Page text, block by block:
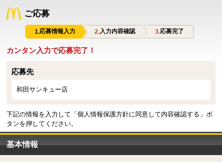
ご応募
応募情報入力 入力内容確認 応募完了
カンタン入力で応募完了！
応募先
和田サンキュー店
下記の情報を入力して「個人情報保護方針に同意して内容確認する」ボ
タンを押してください。
基本情報